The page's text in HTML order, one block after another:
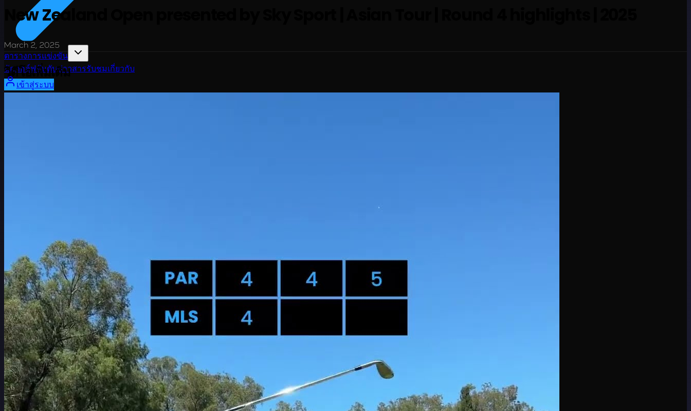
ตารางการแข่งขัน
นักกอล์ฟอันดับข่าวสารรับชมเกี่ยวกับ
เข้าสู่ระบบ
New Zealand Open presented by Sky Sport | Asian Tour | Round 4 highlights | 2025
March 2, 2025
วิดีโอเพิ่มเติม